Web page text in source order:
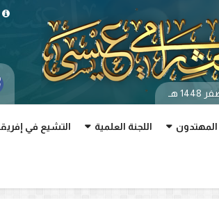
المهتدون اللجنة العلمية التشيع في